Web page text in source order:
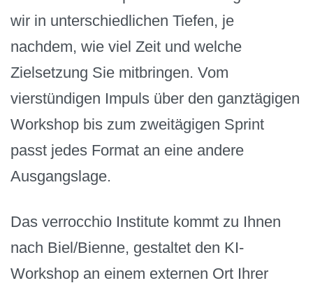
wir in unterschiedlichen Tiefen, je
nachdem, wie viel Zeit und welche
Zielsetzung Sie mitbringen. Vom
vierstündigen Impuls über den ganztägigen
Workshop bis zum zweitägigen Sprint
passt jedes Format an eine andere
Ausgangslage.
Das verrocchio Institute kommt zu Ihnen
nach Biel/Bienne, gestaltet den KI-
Workshop an einem externen Ort Ihrer